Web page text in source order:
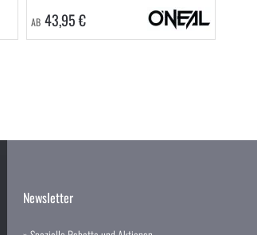
AB 43,95 €
Newsletter